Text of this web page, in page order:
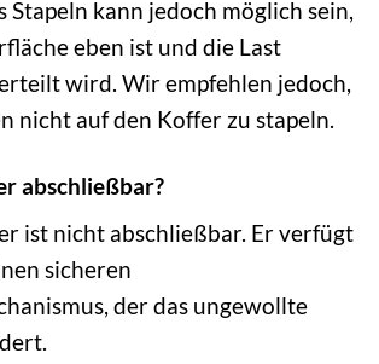
Stapeln kann jedoch möglich sein,
eben ist und die Last
wird. Wir empfehlen jedoch,
nicht auf den Koffer zu stapeln.
abschließbar?
ist nicht abschließbar. Er verfügt
sicheren
der das ungewollte